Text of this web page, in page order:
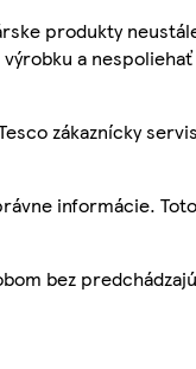
produkty
a
zákaznícky
informácie.
bez